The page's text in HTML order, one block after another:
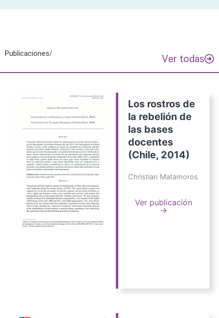
Publicaciones/ Ver todas
Los rostros de
la rebelión de
las bases
docentes
(Chile, 2014)
Christian Matamoros
Ver publicación
→